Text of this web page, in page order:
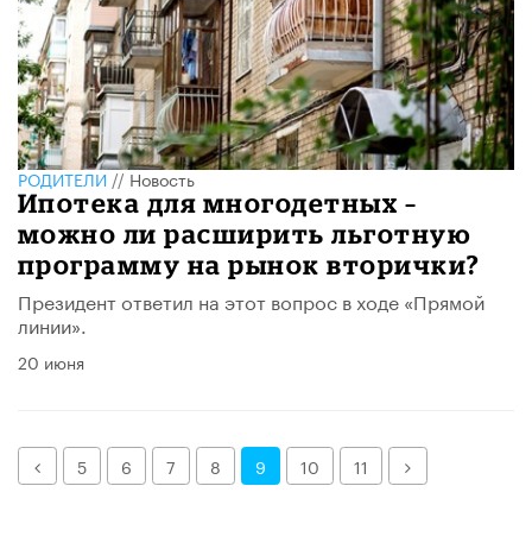
РОДИТЕЛИ//Новость
Ипотека для многодетных –
можно ли расширить льготную
программу на рынок вторички?
Президент ответил на этот вопрос в ходе «Прямой
линии».
20 июня
Назад
5 6 7 8 9 10 11 Далее